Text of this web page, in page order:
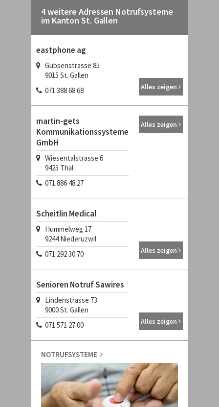
4 weitere Adressen Notrufsysteme
im Kanton St. Gallen
eastphone ag
Gübsenstrasse 85
9015 St. Gallen
071 388 68 68
Alles zeigen
martin-gets
Kommunikationssysteme
GmbH
Wiesentalstrasse 6
9425 Thal
071 886 48 27
Alles zeigen
Scheitlin Medical
Hummelweg 17
9244 Niederuzwil
071 292 30 70
Alles zeigen
Senioren Notruf Sawires
Lindenstrasse 73
9000St. Gallen
071 571 27 00
Alles zeigen
NOTRUFSYSTEME